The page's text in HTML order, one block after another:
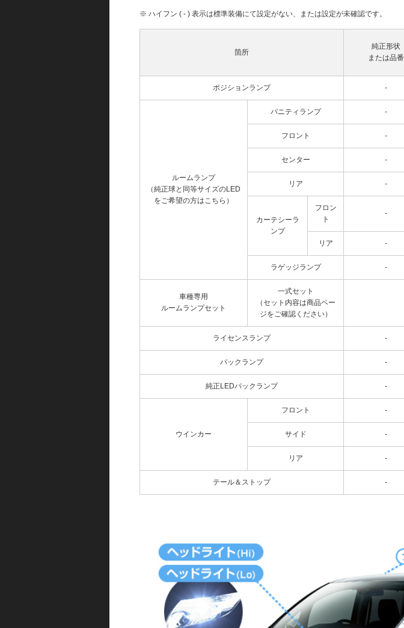
※ ハイフン ( - ) 表示は標準装備にて設定がない、または設定が未確認です。
箇所
純正形状
または品番
ポジションランプ -
ルームランプ
（純正球と同等サイズのLED
をご希望の方はこちら）
バニティランプ -
フロント -
センター -
リア -
カーテシーラ
ンプ
フロン
ト
-
リア -
ラゲッジランプ -
車種専用
ルームランプセット
一式セット
（セット内容は商品ペー
ジをご確認ください）
ライセンスランプ -
バックランプ -
純正LEDバックランプ -
ウインカー
フロント -
サイド -
リア -
テール＆ストップ -